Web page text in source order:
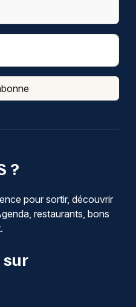
?
pour sortir, découvrir
restaurants, bons
sur